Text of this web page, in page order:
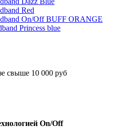
свыше 10 000 руб
On/Off